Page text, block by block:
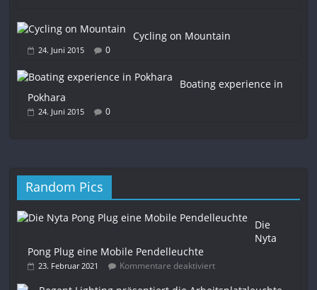
Cycling on Mountain
24. Juni 2015 0
Boating experience in
Pokhara
24. Juni 2015 0
Random Pics
Die
Nyta
Pong Plug eine Mobile Pendelleuchte
23. Februar 2021 Kommentare deaktiviert